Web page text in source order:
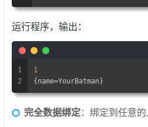
运行程序，输出：
1
2
1
{name=YourBatman}
完全数据绑定：绑定到任意